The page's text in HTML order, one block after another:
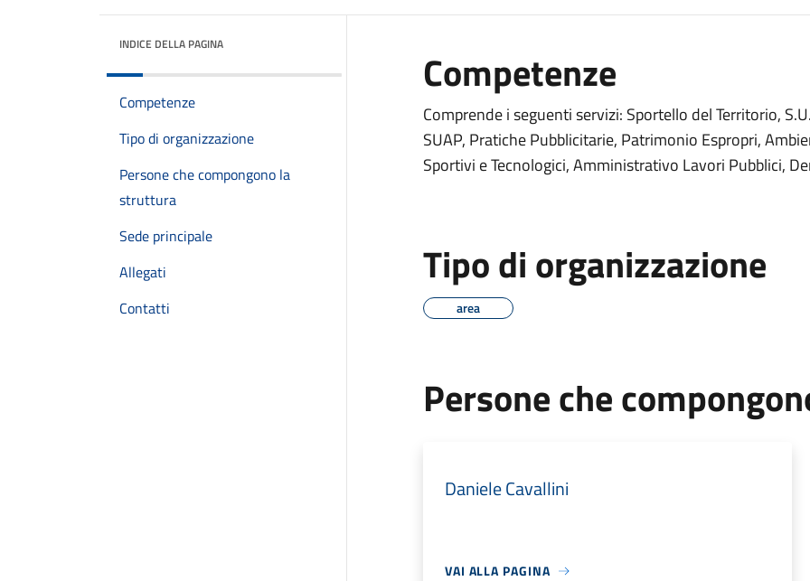
INDICE DELLA PAGINA
Competenze
Tipo di organizzazione
Persone che compongono la
struttura
Sede principale
Allegati
Contatti
Competenze
Comprende i seguenti servizi: Sportello del Territorio,
SUAP, Pratiche Pubblicitarie, Patrimonio Espropri,
Sportivi e Tecnologici, Amministrativo Lavori Pubblici,
Tipo di organizzazione
area
Persone che
Daniele Cavallini
VAI ALLA PAGINA